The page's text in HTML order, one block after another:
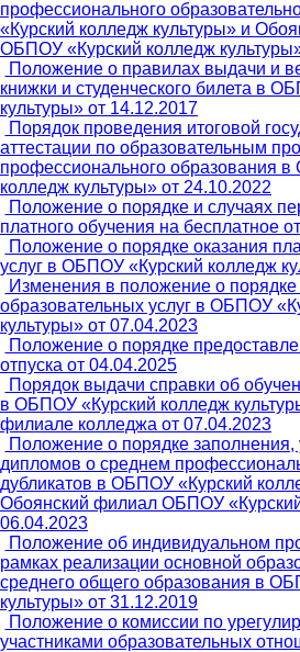
профессионального
«Курский колледж культуры» и
ОБПОУ «Курский колледж
Положение о правилах выдачи и
книжки и студенческого билета в
культуры» от 14.12.2017
Порядок проведения итоговой
аттестации по образовательным
профессионального образования
колледж культуры» от 24.10.2022
Положение о порядке и случаях
платного обучения на бесплатное
Положение о порядке оказания
услуг в ОБПОУ «Курский колледж
Изменения в положение о
образовательных услуг в ОБПОУ
культуры» от 07.04.2023
Положение о порядке
отпуска от 04.04.2025
Порядок выдачи справки об
в ОБПОУ «Курский колледж
филиале колледжа от 07.04.2023
Положение о порядке заполнения,
дипломов о среднем
дубликатов в ОБПОУ «Курский
Обоянский филиал ОБПОУ
06.04.2023
Положение об индивидуальном
рамках реализации основной
среднего общего образования в
культуры» от 31.12.2019
Положение о комиссии по
участниками образовательных